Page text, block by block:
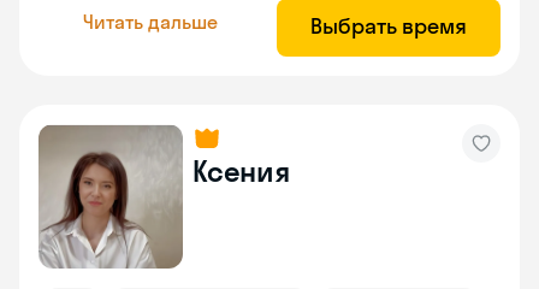
Читать дальше Выбрать время
Ксения